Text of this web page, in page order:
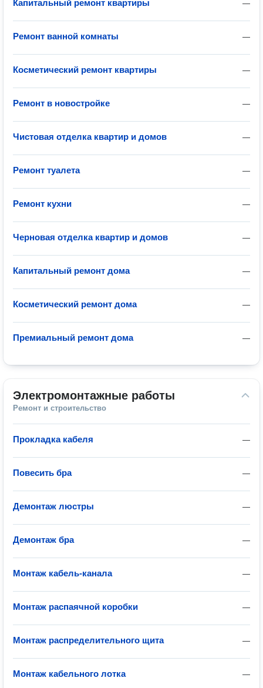
—
Капитальный ремонт квартиры
—
Ремонт ванной комнаты
—
Косметический ремонт квартиры
—
Ремонт в новостройке
—
Чистовая отделка квартир и домов
—
Ремонт туалета
—
Ремонт кухни
—
Черновая отделка квартир и домов
—
Капитальный ремонт дома
—
Косметический ремонт дома
—
Премиальный ремонт дома
Электромонтажные работы
Ремонт и строительство
—
Прокладка кабеля
—
Повесить бра
—
Демонтаж люстры
—
Демонтаж бра
—
Монтаж кабель-канала
—
Монтаж распаячной коробки
—
Монтаж распределительного щита
—
Монтаж кабельного лотка